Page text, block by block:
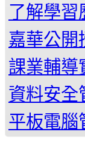
了解學習
嘉華公開
課業輔導
資料安全
平板電腦